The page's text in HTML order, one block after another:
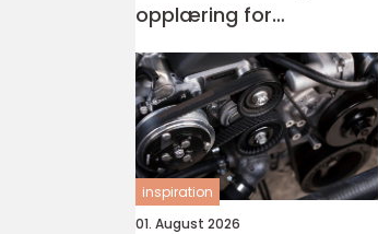
opplæring for
førerkortet
inspiration
01. August 2026